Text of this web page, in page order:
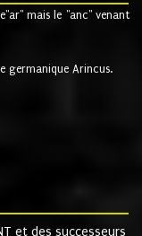
mais le "anc" venant
germanique Arincus.
et des successeurs